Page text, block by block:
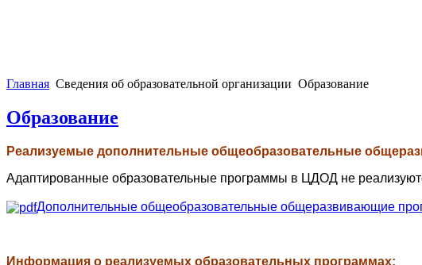
Главная Сведения об образовательной организации Образование
Образование
Реализуемые дополнительные общеобразовательные
Адаптированные образовательные программы в ЦДОД не
Дополнительные общеобразовательные общеразвивающие
Информация о реализуемых образовательных программах: